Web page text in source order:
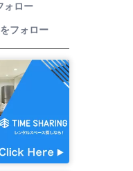
ォロー
フォロー